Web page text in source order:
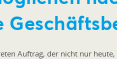
Auftrag, der nicht nur